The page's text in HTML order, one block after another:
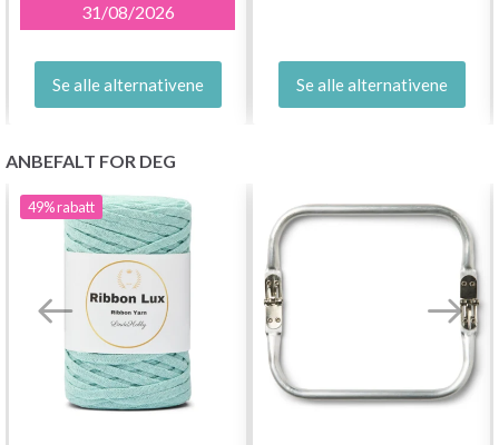
31/08/2026
Se alle alternativene Se alle alternativene
ANBEFALT FOR DEG
49%rabatt